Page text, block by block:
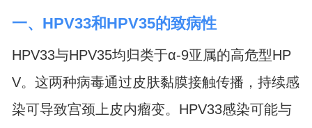
一、HPV33和HPV35的致病性
HPV33与HPV35均归类于α-9亚属的高危型HP
V。这两种病毒通过皮肤黏膜接触传播，持续感
染可导致宫颈上皮内瘤变。HPV33感染可能与